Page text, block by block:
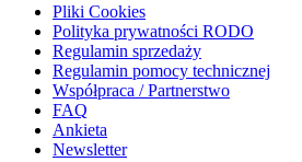
Pliki Cookies
Polityka prywatności RODO
Regulamin sprzedaży
Regulamin pomocy technicznej
Współpraca / Partnerstwo
FAQ
Ankieta
Newsletter